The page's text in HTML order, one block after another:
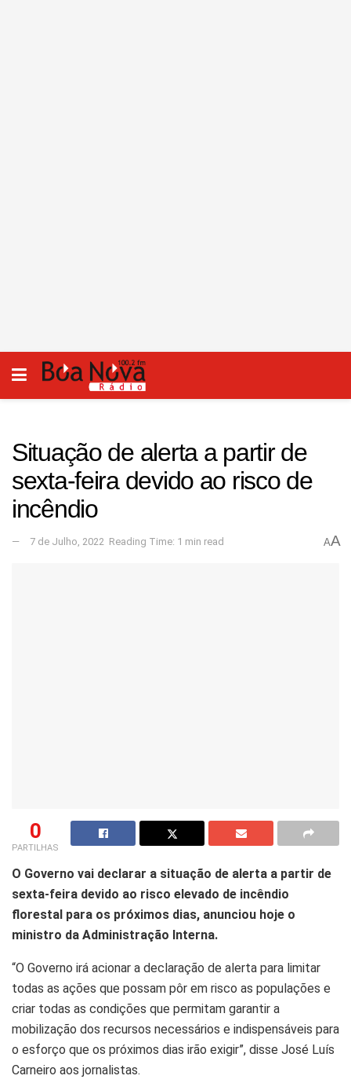
Situação de alerta a partir de
sexta-feira devido ao risco de
incêndio
7 de Julho, 2022 Reading Time: 1 min read AA
0
PARTILHAS
O Governo vai declarar a situação de alerta a partir de
sexta-feira devido ao risco elevado de incêndio
florestal para os próximos dias, anunciou hoje o
ministro da Administração Interna.
“O Governo irá acionar a declaração de alerta para limitar
todas as ações que possam pôr em risco as populações e
criar todas as condições que permitam garantir a
mobilização dos recursos necessários e indispensáveis para
o esforço que os próximos dias irão exigir”, disse José Luís
Carneiro aos jornalistas.